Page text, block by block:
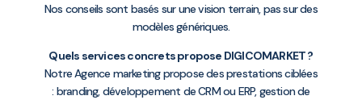
Nos conseils sont basés sur une vision terrain, pas sur des
modèles génériques.
Quels services concrets propose DIGICOMARKET ?
Notre Agence marketing propose des prestations ciblées
: branding, développement de CRM ou ERP, gestion de